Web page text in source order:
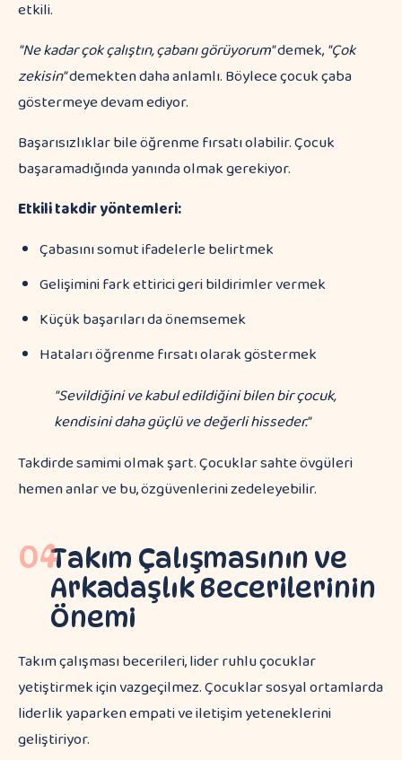
etkili.
"Ne kadar çok çalıştın, çabanı görüyorum"demek,"Çok
zekisin"demekten daha anlamlı. Böylece çocuk çaba
göstermeye devam ediyor.
Başarısızlıklar bile öğrenme fırsatı olabilir. Çocuk
başaramadığında yanında olmak gerekiyor.
Etkili takdir yöntemleri:
Çabasını somut ifadelerle belirtmek
Gelişimini fark ettirici geri bildirimler vermek
Küçük başarıları da önemsemek
Hataları öğrenme fırsatı olarak göstermek
"Sevildiğini ve kabul edildiğini bilen bir çocuk,
kendisini daha güçlü ve değerli hisseder."
Takdirde samimi olmak şart. Çocuklar sahte övgüleri
hemen anlar ve bu, özgüvenlerini zedeleyebilir.
04Takım Çalışmasının ve
Arkadaşlık Becerilerinin
Önemi
Takım çalışması becerileri, lider ruhlu çocuklar
yetiştirmek için vazgeçilmez. Çocuklar sosyal ortamlarda
liderlik yaparken empati ve iletişim yeteneklerini
geliştiriyor.